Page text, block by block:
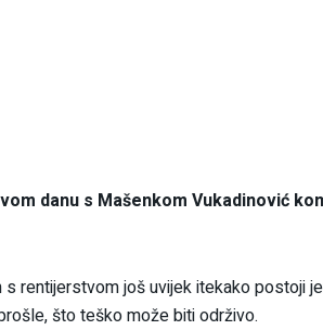
danu s Mašenkom Vukadinović
rentijerstvom još uvijek itekako postoji
što teško može biti održivo.